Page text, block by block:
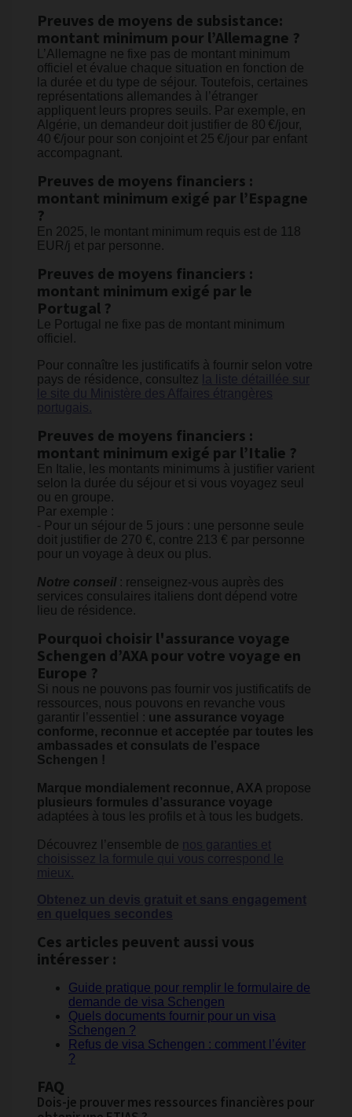
Preuves de moyens de subsistance:
montant minimum pour l’Allemagne ?
L’Allemagne ne fixe pas de montant minimum
officiel et évalue chaque situation en fonction de
la durée et du type de séjour. Toutefois, certaines
représentations allemandes à l’étranger
appliquent leurs propres seuils. Par exemple, en
Algérie, un demandeur doit justifier de 80 €/jour,
40 €/jour pour son conjoint et 25 €/jour par enfant
accompagnant.
Preuves de moyens financiers :
montant minimum exigé par l’Espagne
?
En 2025, le montant minimum requis est de 118
EUR/j et par personne.
Preuves de moyens financiers :
montant minimum exigé par le
Portugal ?
Le Portugal ne fixe pas de montant minimum
officiel.
Pour connaître les justificatifs à fournir selon votre
pays de résidence, consultez la liste détaillée sur
le site du Ministère des Affaires étrangères
portugais.
Preuves de moyens financiers :
montant minimum exigé par l’Italie ?
En Italie, les montants minimums à justifier varient
selon la durée du séjour et si vous voyagez seul
ou en groupe.
Par exemple :
- Pour un séjour de 5 jours : une personne seule
doit justifier de 270 €, contre 213 € par personne
pour un voyage à deux ou plus.
Notre conseil : renseignez-vous auprès des
services consulaires italiens dont dépend votre
lieu de résidence.
Pourquoi choisir l'assurance voyage
Schengen d’AXA pour votre voyage en
Europe ?
Si nous ne pouvons pas fournir vos justificatifs de
ressources, nous pouvons en revanche vous
garantir l’essentiel : une assurance voyage
conforme, reconnue et acceptée par toutes les
ambassades et consulats de l’espace
Schengen !
Marque mondialement reconnue, AXA propose
plusieurs formules d’assurance voyage
adaptées à tous les profils et à tous les budgets.
Découvrez l’ensemble de
nos garanties et
choisissez la formule qui vous correspond le
mieux.
Obtenez un devis gratuit et sans engagement
en quelques secondes
Ces articles peuvent aussi vous
intéresser :
Guide pratique pour remplir le formulaire de
demande de visa Schengen
Quels documents fournir pour un visa
Schengen ?
Refus de visa Schengen : comment l’éviter
?
FAQ
Dois-je prouver mes ressources financières pour